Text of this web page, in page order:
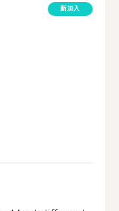
新加入